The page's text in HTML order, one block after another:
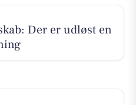
Der er udløst en